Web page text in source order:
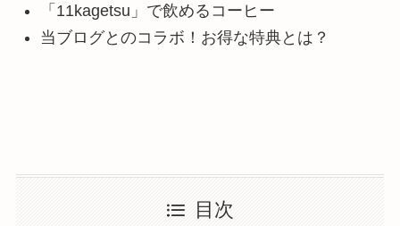
「11kagetsu」で飲めるコーヒー
当ブログとのコラボ！お得な特典とは？
目次